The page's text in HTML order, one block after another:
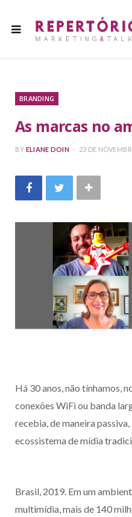
BRANDING
As marcas no
BY ELIANE DOIN 23 DE
Há 30 anos, não tínhamos,
conexões WiFi ou banda
recebia, de maneira passiva,
ecossistema de mídia
Brasil, 2019. Em um
multimídia, mais de 140